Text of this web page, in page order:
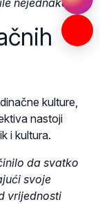
nejednakosti.
kulture,
nastoji
i kultura.
da svatko
svoje
vrijednosti